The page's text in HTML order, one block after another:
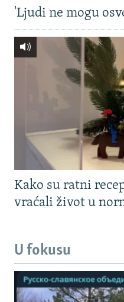
'Ljudi ne mogu
Kako su ratni
vraćali život u
U fokusu